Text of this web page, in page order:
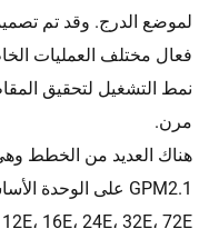
لموضع الدرج. وقد تم
فعال مختلف العمليات
نمط التشغيل لتحقيق
مرن.
هناك العديد من الخطط